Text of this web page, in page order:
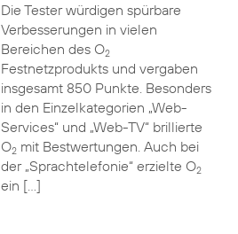
Die Tester würdigen spürbare
Verbesserungen in vielen
Bereichen des O2
Festnetzprodukts und vergaben
insgesamt 850 Punkte. Besonders
in den Einzelkategorien „Web-
Services“ und „Web-TV“ brillierte
O2mit Bestwertungen. Auch bei
der „Sprachtelefonie“ erzielte O2
ein […]